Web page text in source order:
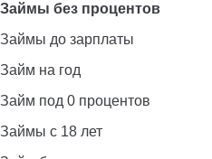
Займы без процентов
Займы до зарплаты
Займ на год
Займ под 0 процентов
Займы с 18 лет